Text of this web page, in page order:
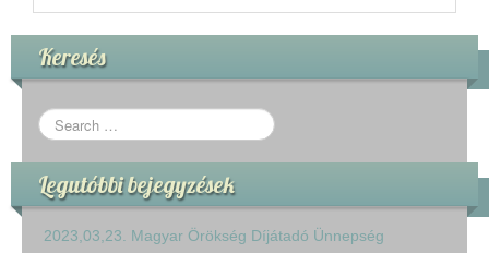
Keresés
Legutóbbi bejegyzések
2023,03,23. Magyar Örökség Díjátadó Ünnepség